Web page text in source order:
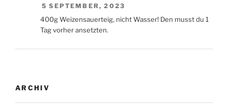
5 SEPTEMBER, 2023
400g Weizensauerteig, nicht Wasser! Den musst du 1
Tag vorher ansetzten.
ARCHIV